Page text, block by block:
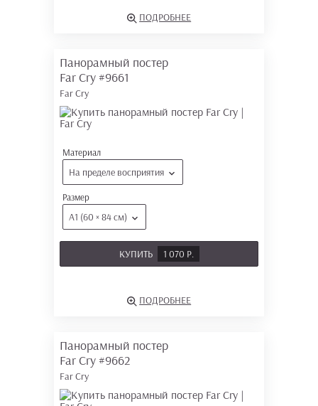
ПОДРОБНЕЕ
Панорамный постер
Far Cry #9661
Far Cry
Материал
На пределе восприятия
Размер
А1 (60 × 84 см)
КУПИТЬ 1 070 Р.
ПОДРОБНЕЕ
Панорамный постер
Far Cry #9662
Far Cry